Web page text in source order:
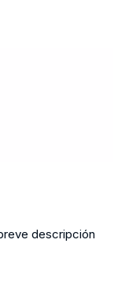
descripción